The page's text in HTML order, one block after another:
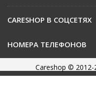
CARESHOP В СОЦСЕТЯХ
НОМЕРА ТЕЛЕФОНОВ
Careshop ©